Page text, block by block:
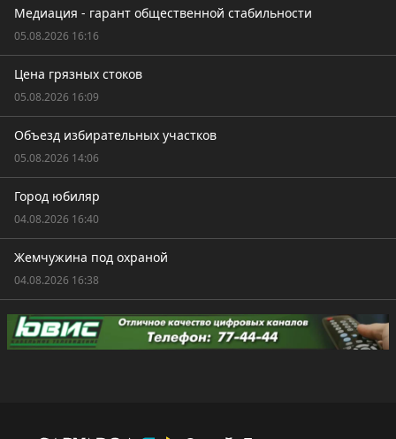
Медиация - гарант общественной стабильности
05.08.2026 16:16
Цена грязных стоков
05.08.2026 16:09
Объезд избирательных участков
05.08.2026 14:06
Город юбиляр
04.08.2026 16:40
Жемчужина под охраной
04.08.2026 16:38